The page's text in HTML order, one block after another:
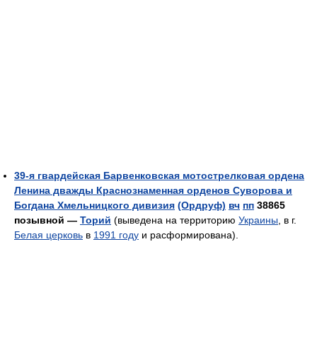
39-я гвардейская Барвенковская мотострелковая ордена
Ленина дважды Краснознаменная орденов Суворова и
Богдана Хмельницкого дивизия (Ордруф) вч пп 38865
позывной — Торий (выведена на территорию Украины , в г.
Белая церковь в 1991 году и расформирована).